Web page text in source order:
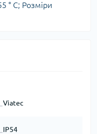
° C; Розміри
Viatec
IP54